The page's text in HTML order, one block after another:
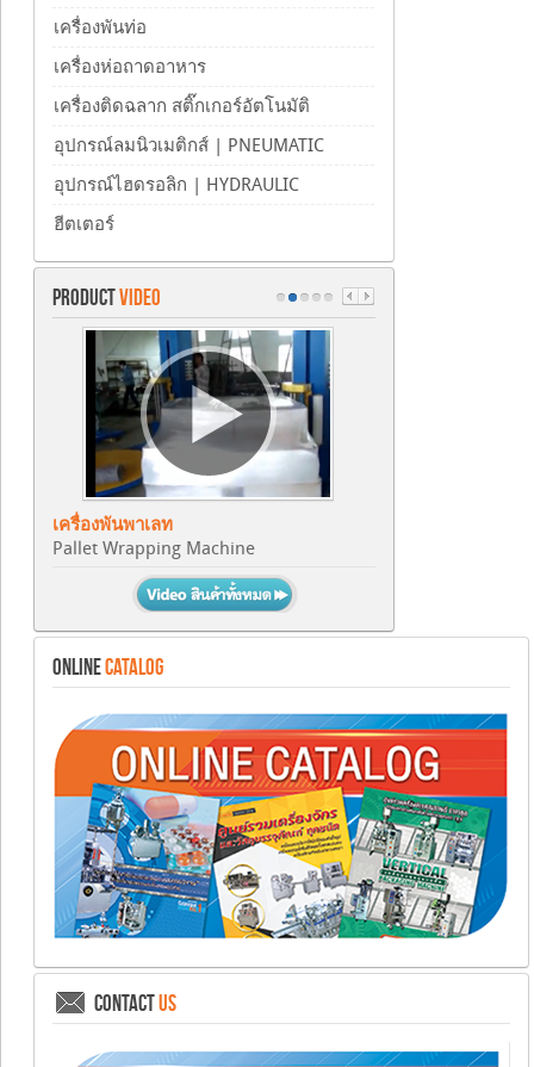
เครื่องพันท่อ
เครื่องห่อถาดอาหาร
เครื่องติดฉลาก สติ๊กเกอร์อัตโนมัติ
อุปกรณ์ลมนิวเมติกส์ | PNEUMATIC
อุปกรณ์ไฮดรอลิก | HYDRAULIC
ฮีตเตอร์
PRODUCTVIDEO
เครื่องพันพาเลท
Pallet Wrapping Machine
ONLINECATALOG
CONTACTUS